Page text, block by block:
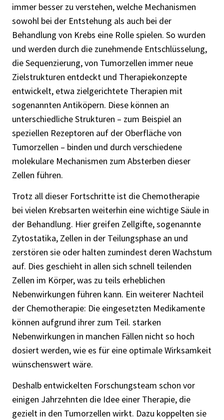
immer besser zu verstehen, welche Mechanismen
sowohl bei der Entstehung als auch bei der
Behandlung von Krebs eine Rolle spielen. So wurden
und werden durch die zunehmende Entschlüsselung,
die Sequenzierung, von Tumorzellen immer neue
Zielstrukturen entdeckt und Therapiekonzepte
entwickelt, etwa zielgerichtete Therapien mit
sogenannten Antiköpern. Diese können an
unterschiedliche Strukturen – zum Beispiel an
speziellen Rezeptoren auf der Oberfläche von
Tumorzellen – binden und durch verschiedene
molekulare Mechanismen zum Absterben dieser
Zellen führen.
Trotz all dieser Fortschritte ist die Chemotherapie
bei vielen Krebsarten weiterhin eine wichtige Säule in
der Behandlung. Hier greifen Zellgifte, sogenannte
Zytostatika, Zellen in der Teilungsphase an und
zerstören sie oder halten zumindest deren Wachstum
auf. Dies geschieht in allen sich schnell teilenden
Zellen im Körper, was zu teils erheblichen
Nebenwirkungen führen kann. Ein weiterer Nachteil
der Chemotherapie: Die eingesetzten Medikamente
können aufgrund ihrer zum Teil. starken
Nebenwirkungen in manchen Fällen nicht so hoch
dosiert werden, wie es für eine optimale Wirksamkeit
wünschenswert wäre.
Deshalb entwickelten Forschungsteam schon vor
einigen Jahrzehnten die Idee einer Therapie, die
gezielt in den Tumorzellen wirkt. Dazu koppelten sie